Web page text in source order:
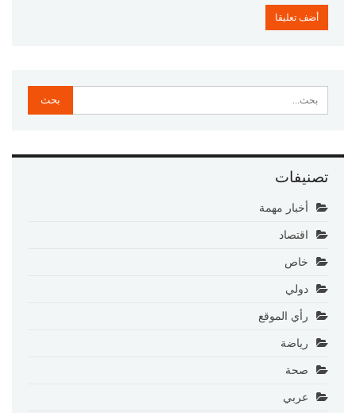
تصنيفات
أخبار مهمة
اقتصاد
خاص
دولي
رأي الموقع
رياضة
صحة
عربي